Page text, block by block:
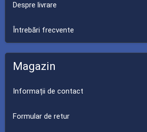
Despre livrare
Întrebări frecvente
Magazin
Informații de contact
Formular de retur